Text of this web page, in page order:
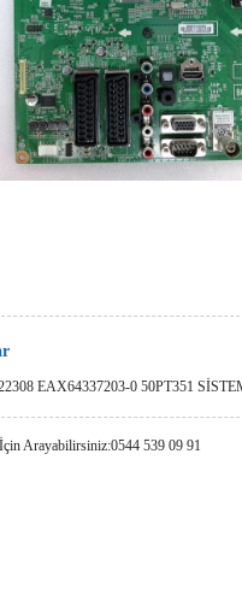
EAX64337203-0 50PT351
Arayabilirsiniz:0544 539 09 91